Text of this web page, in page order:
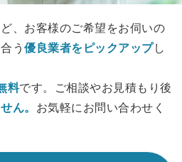
、お客様のご希望をお伺いの
う優良業者をピックアップし
料です。ご相談やお見積もり後
ん。 お気軽にお問い合わせく